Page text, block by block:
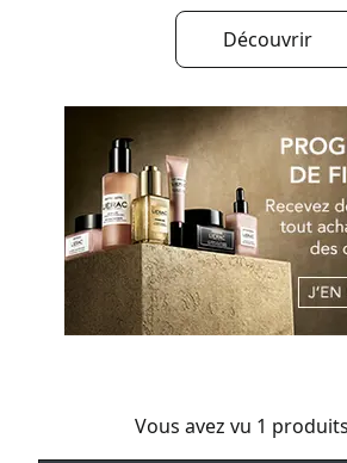
Découvrir
Vous avez vu 1